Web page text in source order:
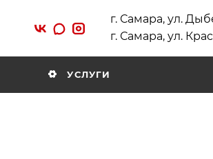
г. Самара, ул.
г. Самара, ул.
УСЛУГИ